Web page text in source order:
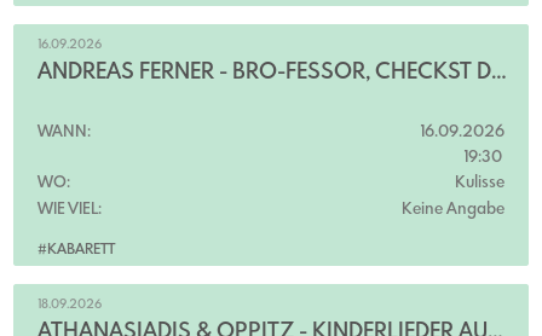
#KABARETT
16.09.2026
ANDREAS FERNER - BRO-FESSOR, CHECKST DU?!
WANN:
16.09.2026
19:30
WO:
Kulisse
WIE VIEL:
Keine Angabe
18.09.2026